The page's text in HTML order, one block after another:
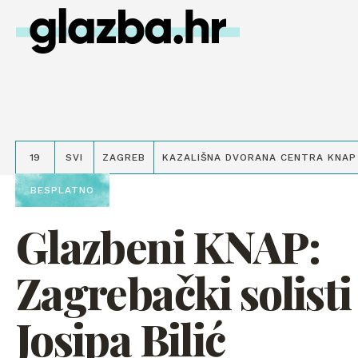
19 SVI ZAGREB KAZALIŠNA DVORANA CENTRA KNAP
BESPLATNO
Glazbeni KNAP:
Zagrebački
Josipa Bilić